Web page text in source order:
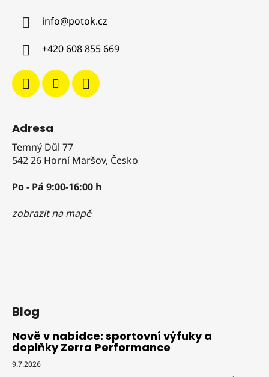
info@potok.cz
+420 608 855 669
Adresa
Temný Důl 77
542 26 Horní Maršov, Česko
Po - Pá 9:00-16:00 h
zobrazit na mapě
Blog
Nově v nabídce: sportovní výfuky a
doplňky Zerra Performance
9.7.2026